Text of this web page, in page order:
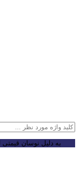
به دلیل نوسان قیمتی